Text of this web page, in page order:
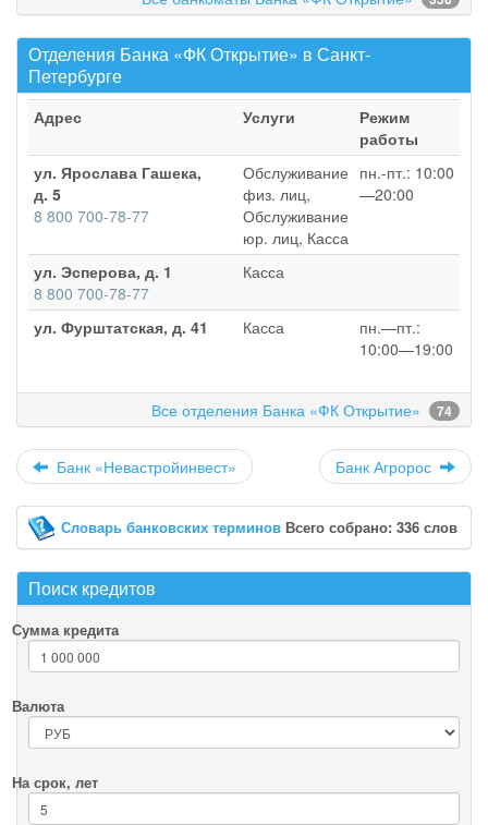
Отделения Банка «ФК Открытие» в Санкт-
Петербурге
Адрес Услуги
Режим
работы
ул. Ярослава Гашека,
д. 5
8 800 700-78-77
Обслуживание
физ. лиц,
Обслуживание
юр. лиц, Касса
пн.-пт.: 10:00
—20:00
ул. Эсперова, д. 1
8 800 700-78-77
Касса
ул. Фурштатская, д. 41 Касса
пн.—пт.:
10:00—19:00
Все отделения Банка «ФК Открытие» 74
Банк «Невастройинвест» Банк Агророс
Словарь банковских терминов Всего собрано: 336 слов
Поиск кредитов
Сумма кредита
Валюта
На срок, лет